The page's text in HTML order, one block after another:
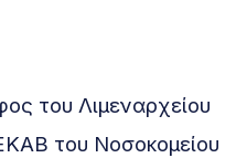
του Λιμεναρχείου
του Νοσοκομείου